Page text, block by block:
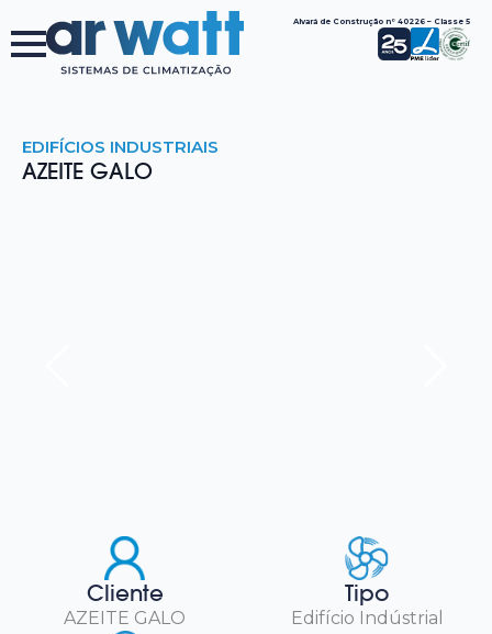
Alvará de Construção nº 40226 – Classe 5
EDIFÍCIOS INDUSTRIAIS
AZEITE GALO
Cliente
AZEITE GALO
Tipo
Edifício Indústrial